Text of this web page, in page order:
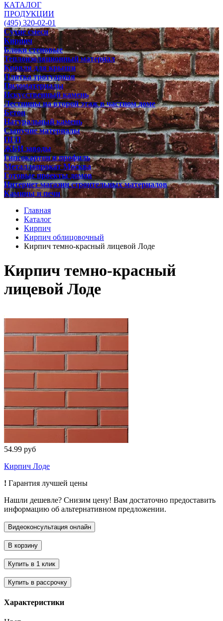
КАТАЛОГ
ПРОДУКЦИИ
(495) 320-02-01
Сухие смеси
Кирпич
Блоки стеновые
Теплоизоляционный материал
Кровля для крыши
Плитка тротуарная
Пиломатериалы
Искусственный камень
Лестницы на второй этаж в частном доме
Бетон
Натуральный камень
Сыпучие материалы
ПГП
ЖБИ заводы
Гипсокартон и профиль
Металлопрокат Москва
Готовые проекты домов
Интернет магазин строительных материалов
Камины и печи
Главная
Каталог
Кирпич
Кирпич облицовочный
Кирпич темно-красный лицевой Лоде
Кирпич темно-красный
лицевой Лоде
54.99 руб
Кирпич Лоде
! Гарантия лучшей цены
Нашли дешевле? Снизим цену! Вам достаточно предоставить
информацию об альтернативном предложении.
Характеристики